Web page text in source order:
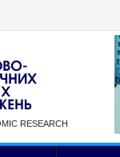
RESEARCH